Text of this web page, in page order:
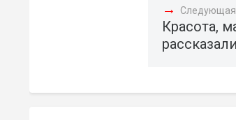
→ Следующая
Красота,